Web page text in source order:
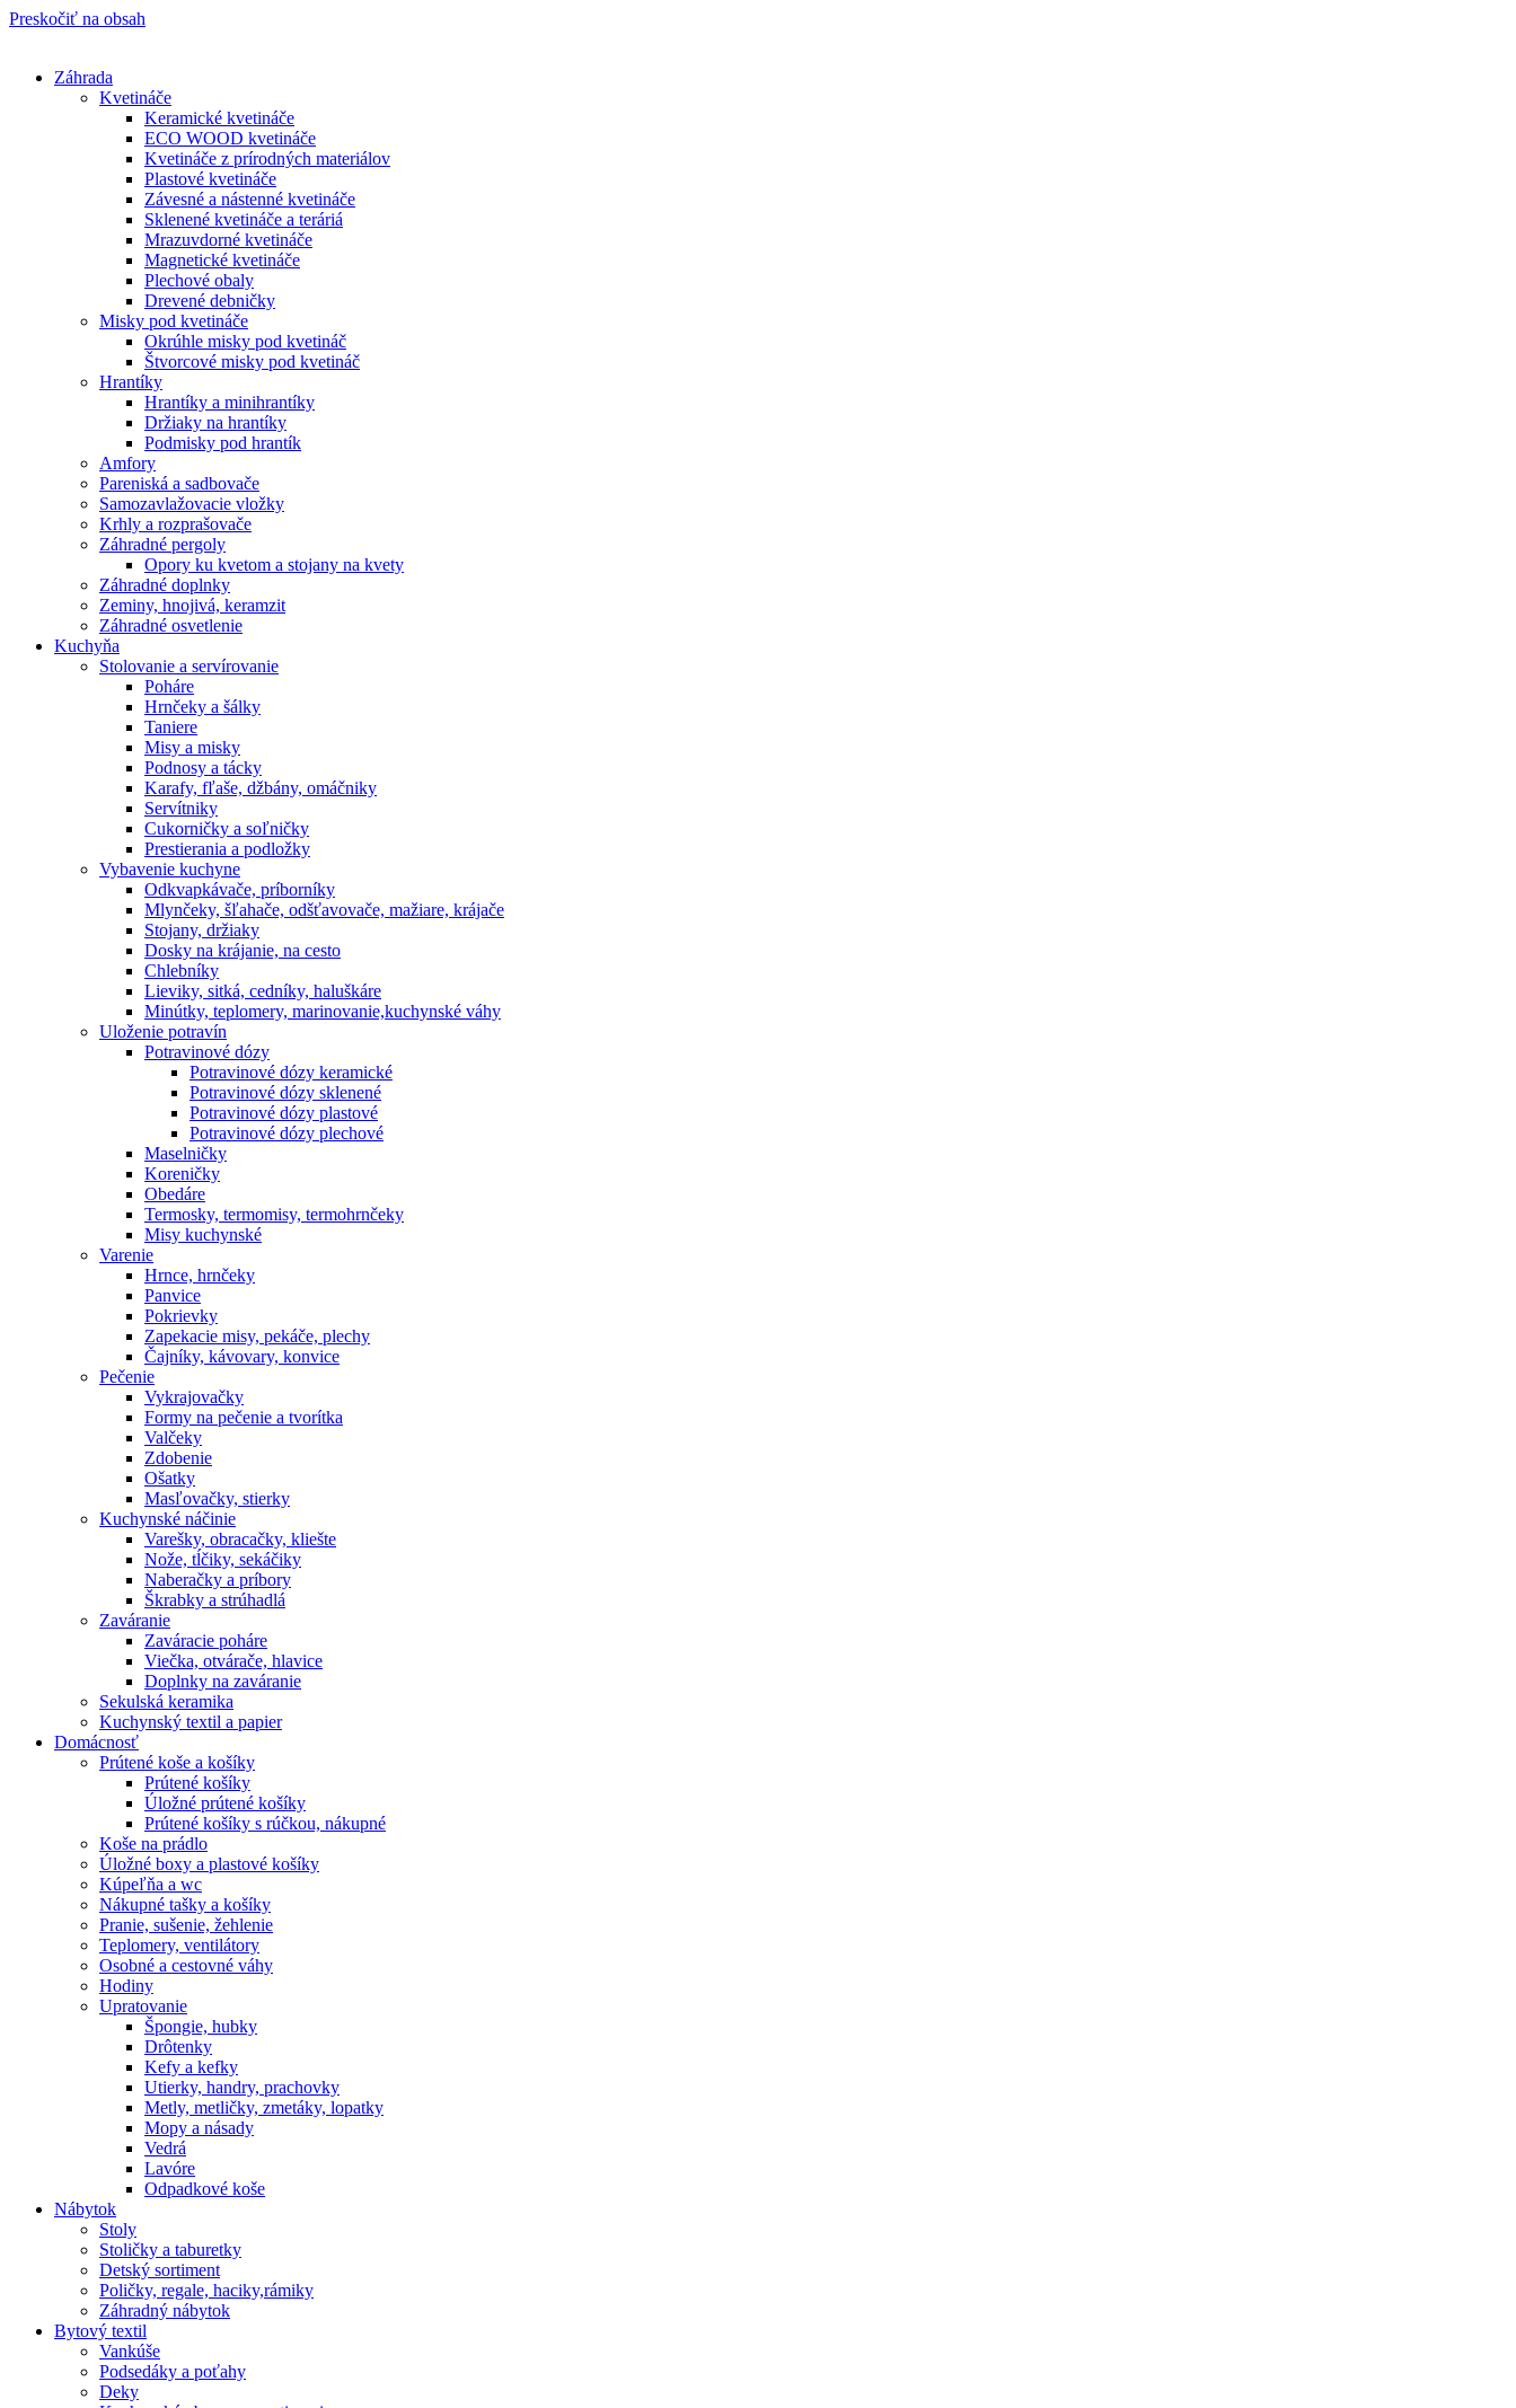
Preskočiť na obsah
Záhrada
Kvetináče
Keramické kvetináče
ECO WOOD kvetináče
Kvetináče z prírodných materiálov
Plastové kvetináče
Závesné a nástenné kvetináče
Sklenené kvetináče a teráriá
Mrazuvdorné kvetináče
Magnetické kvetináče
Plechové obaly
Drevené debničky
Misky pod kvetináče
Okrúhle misky pod kvetináč
Štvorcové misky pod kvetináč
Hrantíky
Hrantíky a minihrantíky
Držiaky na hrantíky
Podmisky pod hrantík
Amfory
Pareniská a sadbovače
Samozavlažovacie vložky
Krhly a rozprašovače
Záhradné pergoly
Opory ku kvetom a stojany na kvety
Záhradné doplnky
Zeminy, hnojivá, keramzit
Záhradné osvetlenie
Kuchyňa
Stolovanie a servírovanie
Poháre
Hrnčeky a šálky
Taniere
Misy a misky
Podnosy a tácky
Karafy, fľaše, džbány, omáčniky
Servítniky
Cukorničky a soľničky
Prestierania a podložky
Vybavenie kuchyne
Odkvapkávače, príborníky
Mlynčeky, šľahače, odšťavovače, mažiare, krájače
Stojany, držiaky
Dosky na krájanie, na cesto
Chlebníky
Lieviky, sitká, cedníky, haluškáre
Minútky, teplomery, marinovanie,kuchynské váhy
Uloženie potravín
Potravinové dózy
Potravinové dózy keramické
Potravinové dózy sklenené
Potravinové dózy plastové
Potravinové dózy plechové
Maselničky
Koreničky
Obedáre
Termosky, termomisy, termohrnčeky
Misy kuchynské
Varenie
Hrnce, hrnčeky
Panvice
Pokrievky
Zapekacie misy, pekáče, plechy
Čajníky, kávovary, konvice
Pečenie
Vykrajovačky
Formy na pečenie a tvorítka
Valčeky
Zdobenie
Ošatky
Masľovačky, stierky
Kuchynské náčinie
Varešky, obracačky, kliešte
Nože, tĺčiky, sekáčiky
Naberačky a príbory
Škrabky a strúhadlá
Zaváranie
Zaváracie poháre
Viečka, otvárače, hlavice
Doplnky na zaváranie
Sekulská keramika
Kuchynský textil a papier
Domácnosť
Prútené koše a košíky
Prútené košíky
Úložné prútené košíky
Prútené košíky s rúčkou, nákupné
Koše na prádlo
Úložné boxy a plastové košíky
Kúpeľňa a wc
Nákupné tašky a košíky
Pranie, sušenie, žehlenie
Teplomery, ventilátory
Osobné a cestovné váhy
Hodiny
Upratovanie
Špongie, hubky
Drôtenky
Kefy a kefky
Utierky, handry, prachovky
Metly, metličky, zmetáky, lopatky
Mopy a násady
Vedrá
Lavóre
Odpadkové koše
Nábytok
Stoly
Stoličky a taburetky
Detský sortiment
Poličky, regale, haciky,rámiky
Záhradný nábytok
Bytový textil
Vankúše
Podsedáky a poťahy
Deky